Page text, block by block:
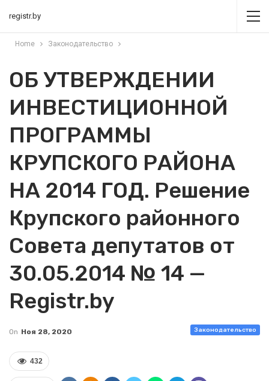
registr.by
Home Законодательство
ОБ УТВЕРЖДЕНИИ
ИНВЕСТИЦИОННОЙ
ПРОГРАММЫ
КРУПСКОГО РАЙОНА
НА 2014 ГОД. Решение
Крупского районного
Совета депутатов от
30.05.2014 № 14 —
Registr.by
Законодательство
On Ноя 28, 2020
432